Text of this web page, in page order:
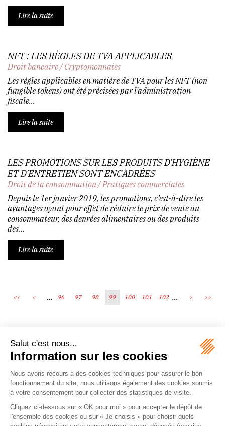
Lire la suite
NFT : LES RÈGLES DE TVA APPLICABLES
Droit bancaire/Cryptomonnaies
Les règles applicables en matière de TVA pour les NFT (non
fungible tokens) ont été précisées par l’administration
fiscale...
Lire la suite
LES PROMOTIONS SUR LES PRODUITS D’HYGIÈNE
ET D’ENTRETIEN SONT ENCADRÉES
Droit de la consommation/Pratiques commerciales
Depuis le 1er janvier 2019, les promotions, c’est-à-dire les
avantages ayant pour effet de réduire le prix de vente au
consommateur, des denrées alimentaires ou des produits
des...
Lire la suite
<< < ... 96 97 98 99 100 101 102 ... > >>
Écosystème
Carrières
Honoraires
Contacts